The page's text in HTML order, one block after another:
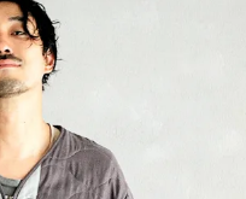
音楽
書籍・雑誌出版